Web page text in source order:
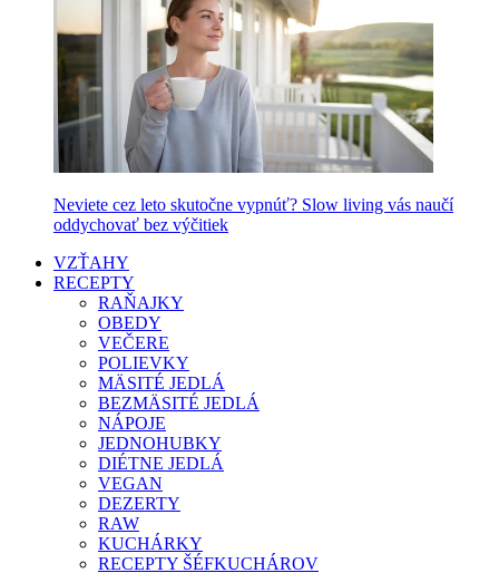
Neviete cez leto skutočne vypnúť? Slow living vás naučí
oddychovať bez výčitiek
VZŤAHY
RECEPTY
RAŇAJKY
OBEDY
VEČERE
POLIEVKY
MÄSITÉ JEDLÁ
BEZMÄSITÉ JEDLÁ
NÁPOJE
JEDNOHUBKY
DIÉTNE JEDLÁ
VEGAN
DEZERTY
RAW
KUCHÁRKY
RECEPTY ŠÉFKUCHÁROV